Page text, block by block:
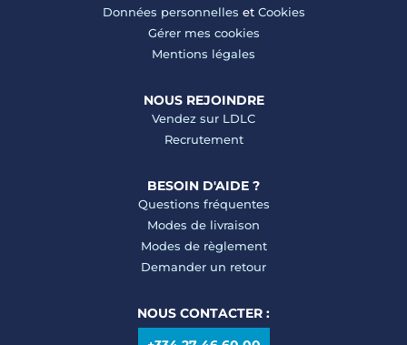
Données personnelles et Cookies
Gérer mes cookies
Mentions légales
NOUS REJOINDRE
Vendez sur LDLC
Recrutement
BESOIN D'AIDE ?
Questions fréquentes
Modes de livraison
Modes de règlement
Demander un retour
NOUS CONTACTER :